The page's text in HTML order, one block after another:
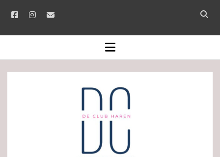
facebookinstagram
email
Open
bar
open
menu